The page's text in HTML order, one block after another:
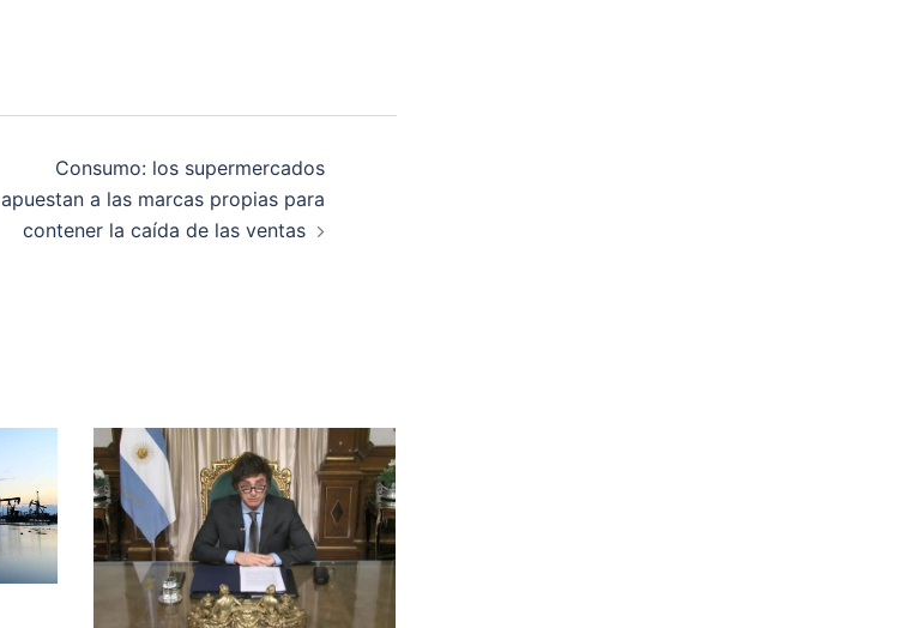
Consumo: los supermercados
apuestan a las marcas propias para
contener la caída de las ventas